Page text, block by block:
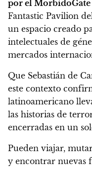
por el MorbidoGate
Fantastic Pavilion
un espacio creado
intelectuales de
mercados
Que Sebastián de
este contexto
latinoamericano
las historias de
encerradas en un
Pueden viajar,
y encontrar nuevas